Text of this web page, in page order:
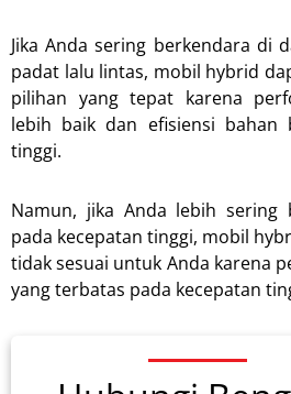
Jika Anda sering berkendara di
padat lalu lintas, mobil hybrid
pilihan yang tepat karena
lebih baik dan efisiensi bahan
tinggi.
Namun, jika Anda lebih sering
pada kecepatan tinggi, mobil
tidak sesuai untuk Anda karena
yang terbatas pada kecepatan